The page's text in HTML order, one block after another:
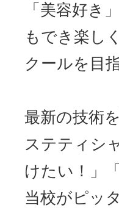
「美容好き
もでき楽し
クールを目
最新の技術
ステティシ
けたい！」
当校がピッ